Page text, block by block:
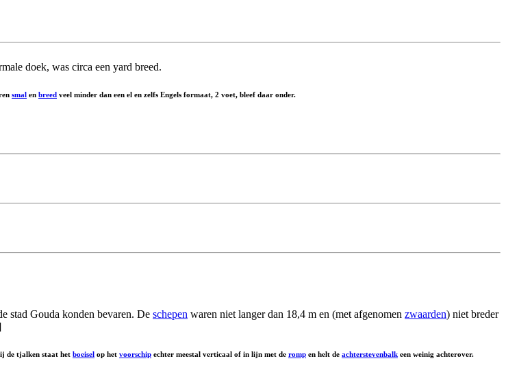
doek, was circa een yard breed.
smal en breed veel minder dan een el en zelfs Engels formaat, 2 voet, bleef daar onder.
stad Gouda konden bevaren. De schepen waren niet langer dan 18,4 m en (met afgenomen zwaarden) niet breder
de tjalken staat het boeisel op het voorschip echter meestal verticaal of in lijn met de romp en helt de achterstevenbalk een weinig achterover.